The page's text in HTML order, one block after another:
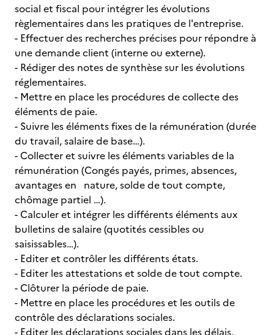
social et fiscal pour intégrer les évolutions
règlementaires dans les pratiques de l'entreprise.
- Effectuer des recherches précises pour répondre à
une demande client (interne ou externe).
- Rédiger des notes de synthèse sur les évolutions
réglementaires.
- Mettre en place les procédures de collecte des
éléments de paie.
- Suivre les éléments fixes de la rémunération (durée
du travail, salaire de base…).
- Collecter et suivre les éléments variables de la
rémunération (Congés payés, primes, absences,
avantages en nature, solde de tout compte,
chômage partiel …).
- Calculer et intégrer les différents éléments aux
bulletins de salaire (quotités cessibles ou
saisissables…).
- Editer et contrôler les différents états.
- Editer les attestations et solde de tout compte.
- Clôturer la période de paie.
- Mettre en place les procédures et les outils de
contrôle des déclarations sociales.
- Editer les déclarations sociales dans les délais.